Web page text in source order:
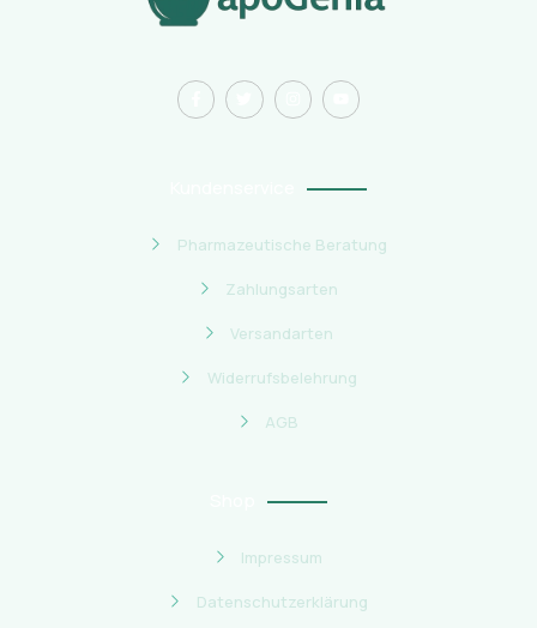
Pharmazeutische Beratung
Zahlungsarten
Versandarten
Widerrufsbelehrung
AGB
Impressum
Datenschutzerklärung